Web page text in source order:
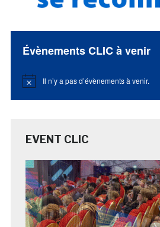
Évènements CLIC à venir
Notice Il n’y a pas d’évènements à venir.
EVENT CLIC